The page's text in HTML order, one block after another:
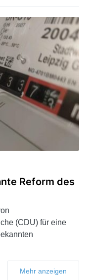
Reform des
(CDU) für eine
Mehr anzeigen